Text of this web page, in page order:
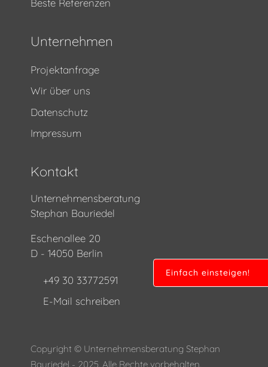
Einfach einsteigen!
Beste Referenzen
Unternehmen
Projektanfrage
Wir über uns
Datenschutz
Impressum
Kontakt
Unternehmensberatung
Stephan Bauriedel
Eschenallee 20
D - 14050 Berlin
+49 30 33772591
E-Mail schreiben
Copyright © Unternehmensberatung Stephan
Bauriedel - 2025. Alle Rechte vorbehalten.